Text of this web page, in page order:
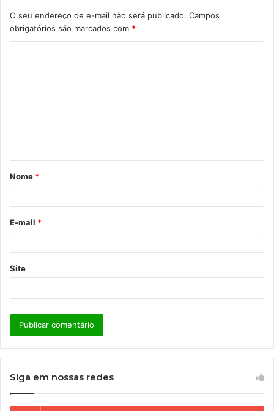
O seu endereço de e-mail não será publicado. Campos
obrigatórios são marcados com *
á
r
*
Nome *
E-mail *
Site
Siga em nossas redes